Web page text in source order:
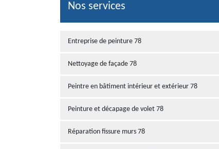
Nos services
Entreprise de peinture 78
Nettoyage de façade 78
Peintre en bâtiment intérieur et extérieur 78
Peinture et décapage de volet 78
Réparation fissure murs 78